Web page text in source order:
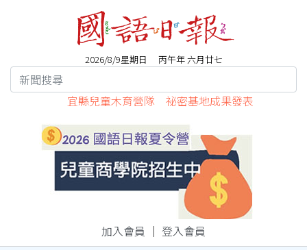
2026/8/9星期日 丙午年 六月廿七
宜縣兒童木育營隊 祕密基地成果發表
加入會員 ｜ 登入會員